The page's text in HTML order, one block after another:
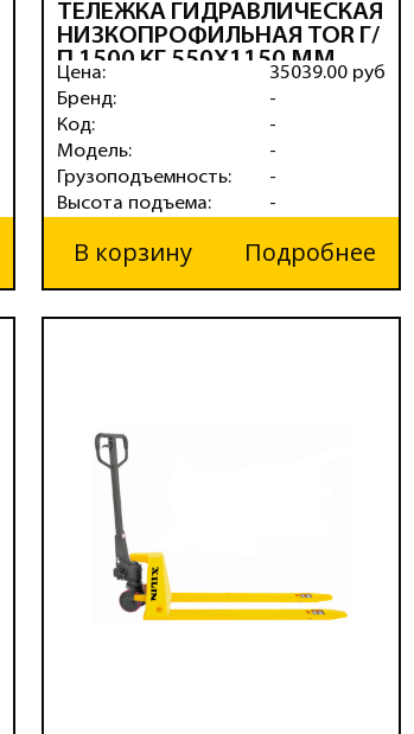
ТЕЛЕЖКА ГИДРАВЛИЧЕСКАЯ
НИЗКОПРОФИЛЬНАЯ TOR Г/
П 1500 КГ 550Х1150 ММ
BFL15
(ПОЛИУРЕТАН.КОЛЕСА)
Цена:
Бренд:
Код:
Модель:
Грузоподъемность:
Высота подъема:
35039.00 руб
-
-
-
-
-
В корзину Подробнее